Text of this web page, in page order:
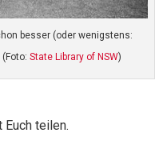
besser (oder wenigstens:
State Library of NSW)
Euch teilen.